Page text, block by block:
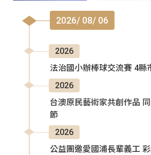
2026/ 08/ 06
2026
法治國小辦棒球交流賽 4縣
2026
台澳原民藝術家共創作品
節
2026
公益團邀愛國浦長輩義工